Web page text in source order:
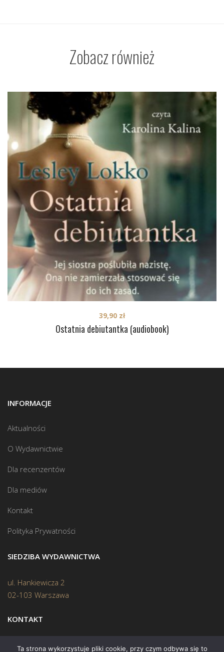
Zobacz również
Ostatnia debiutantka (audiobook)
39,90 zł
INFORMACJE
Aktualności
O Wydawnictwie
Dla recenzentów
Dla mediów
Kontakt
Polityka Prywatności
SIEDZIBA WYDAWNICTWA
ul. Hankiewicza 2
02-103 Warszawa
KONTAKT
Biuro: (22) 45 70 402
Ta strona wykorzystuje pliki cookie, przy czym odbywa się to